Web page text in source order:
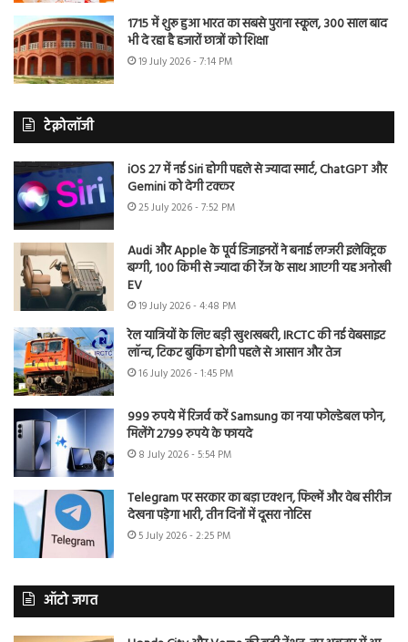
1715 में शुरू हुआ भारत का सबसे पुराना स्कूल, 300 साल बाद
भी दे रहा है हजारों छात्रों को शिक्षा
19 July 2026 - 7:14 PM
टेक्नोलॉजी
iOS 27 में नई Siri होगी पहले से ज्यादा स्मार्ट, ChatGPT और
Gemini को देगी टक्कर
25 July 2026 - 7:52 PM
Audi और Apple के पूर्व डिजाइनरों ने बनाई लग्जरी इलेक्ट्रिक
बग्गी, 100 किमी से ज्यादा की रेंज के साथ आएगी यह अनोखी
EV
19 July 2026 - 4:48 PM
रेल यात्रियों के लिए बड़ी खुशखबरी, IRCTC की नई वेबसाइट
लॉन्च, टिकट बुकिंग होगी पहले से आसान और तेज
16 July 2026 - 1:45 PM
999 रुपये में रिजर्व करें Samsung का नया फोल्डेबल फोन,
मिलेंगे 2799 रुपये के फायदे
8 July 2026 - 5:54 PM
Telegram पर सरकार का बड़ा एक्शन, फिल्में और वेब सीरीज
देखना पड़ेगा भारी, तीन दिनों में दूसरा नोटिस
5 July 2026 - 2:25 PM
ऑटो जगत